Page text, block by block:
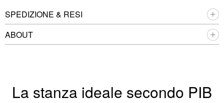
SPEDIZIONE & RESI
ABOUT
La stanza ideale secondo PIB